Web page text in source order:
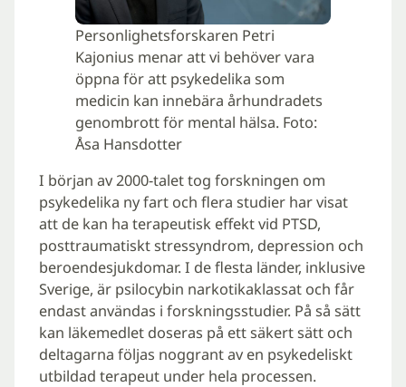
Personlighetsforskaren Petri
Kajonius menar att vi behöver vara
öppna för att psykedelika som
medicin kan innebära århundradets
genombrott för mental hälsa. Foto:
Åsa Hansdotter
I början av 2000-talet tog forskningen om
psykedelika ny fart och flera studier har visat
att de kan ha terapeutisk effekt vid PTSD,
posttraumatiskt stressyndrom, depression och
beroendesjukdomar. I de flesta länder, inklusive
Sverige, är psilocybin narkotikaklassat och får
endast användas i forskningsstudier. På så sätt
kan läkemedlet doseras på ett säkert sätt och
deltagarna följas noggrant av en psykedeliskt
utbildad terapeut under hela processen.